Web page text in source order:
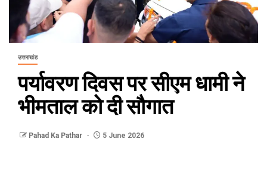
उत्तराखंड
पर्यावरण दिवस पर सीएम धामी ने
भीमताल को दी सौगात
Pahad Ka Pathar 5 June 2026